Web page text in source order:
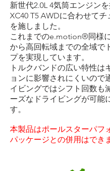
新世代2.0L 4気筒エンジン
XC40 T5 AWDに合わせて
を施しました。
これまでのe.motion®同様
から高回転域までの全域で
プを実現しています。
トルクバンドの広い特性は
ョンに影響されにくいので
イビングではシフト回数も
ーズなドライビングが可能
す。
本製品はポールスターパフ
パッケージとの併用はでき